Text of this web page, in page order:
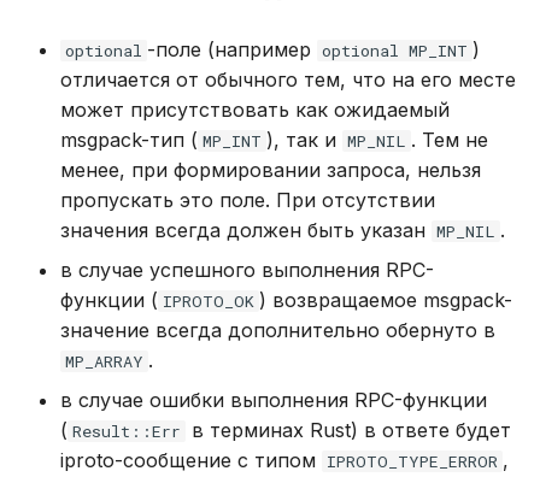
Использование журнала
аудита
Рекомендации по
сайзингу
Настройка Systemd
Устранение неполадок
DROP PLUGIN
DROP PROCEDURE
DROP ROLE
DROP TABLE
DROP USER
GRANT
.proc_get_config
.proc_get_index
.proc_get_vclock
.proc_get_vshard_config
.proc_instance_info
.proc_raft_info
optional -поле (например optional MP_INT )
отличается от обычного тем, что на его месте
может присутствовать как ожидаемый
msgpack-тип ( MP_INT ), так и MP_NIL . Тем не
менее, при формировании запроса, нельзя
пропускать это поле. При отсутствии
значения всегда должен быть указан MP_NIL .
в случае успешного выполнения RPC-
функции ( IPROTO_OK ) возвращаемое msgpack-
значение всегда дополнительно обернуто в
MP_ARRAY .
в случае ошибки выполнения RPC-функции
( Result::Err
в терминах Rust) в ответе будет
iproto-сообщение с типом IPROTO_TYPE_ERROR ,